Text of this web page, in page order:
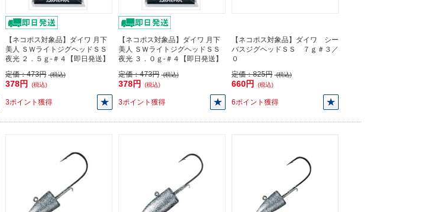
【ネコポス対象品】ダイワ 月下
美人 ＳＷライトジグヘッドＳＳ
夜光 ２．５ｇ-＃４【即日発送】
定価：473円 (税込)
378円 (税込)
3ポイント獲得
【ネコポス対象品】ダイワ 月下
美人 ＳＷライトジグヘッドＳＳ
夜光 ３．０ｇ-＃４【即日発送】
定価：473円 (税込)
378円 (税込)
3ポイント獲得
【ネコポス対象品】ダイワ シー
バスジグヘッドＳＳ ７ｇ＃３／
０
定価：825円 (税込)
660円 (税込)
6ポイント獲得